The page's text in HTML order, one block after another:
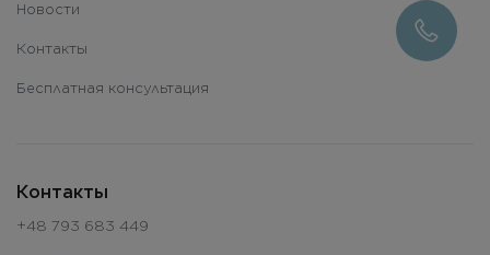
Новости
Контакты
Бесплатная консультация
Контакты
+48 793 683 449